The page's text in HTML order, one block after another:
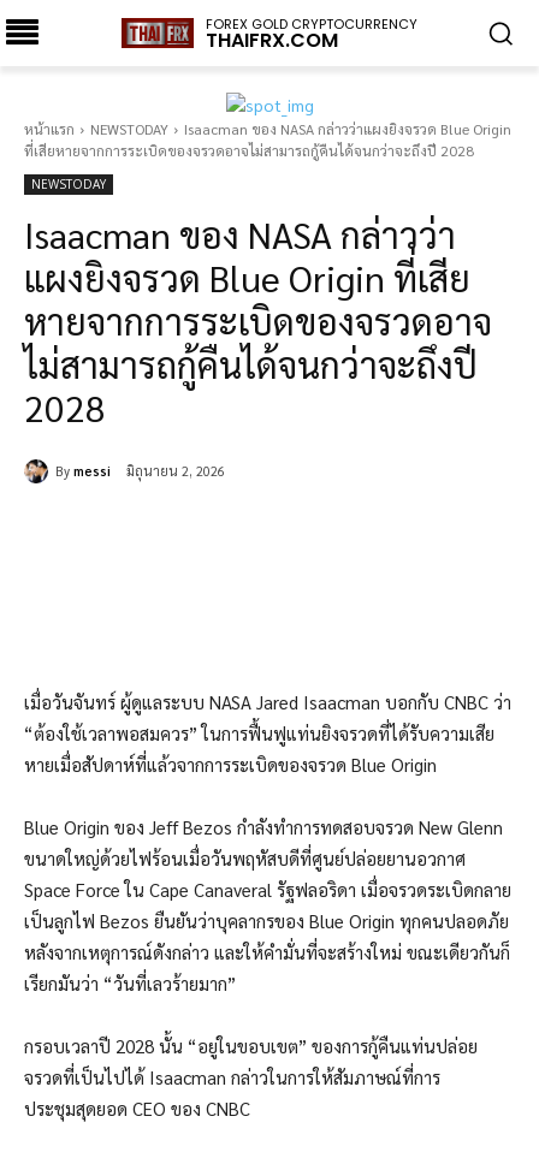
FOREX GOLD CRYPTOCURRENCY
THAIFRX.COM
หน้าแรก NEWSTODAY
Isaacman ของ NASA กล่าวว่าแผงยิงจรวด Blue Origin
ที่เสียหายจากการระเบิดของจรวดอาจไม่สามารถกู้คืนได้จนกว่าจะถึงปี 2028
NEWSTODAY
Isaacman ของ NASA กล่าวว่า
แผงยิงจรวด Blue Origin ที่เสีย
หายจากการระเบิดของจรวดอาจ
ไม่สามารถกู้คืนได้จนกว่าจะถึงปี
2028
By messi มิถุนายน 2, 2026
เมื่อวันจันทร์ ผู้ดูแลระบบ NASA Jared Isaacman บอกกับ CNBC ว่า
“ต้องใช้เวลาพอสมควร” ในการฟื้นฟูแท่นยิงจรวดที่ได้รับความเสีย
หายเมื่อสัปดาห์ที่แล้วจากการระเบิดของจรวด Blue Origin
Blue Origin ของ Jeff Bezos กำลังทำการทดสอบจรวด New Glenn
ขนาดใหญ่ด้วยไฟร้อนเมื่อวันพฤหัสบดีที่ศูนย์ปล่อยยานอวกาศ
Space Force ใน Cape Canaveral รัฐฟลอริดา เมื่อจรวดระเบิดกลาย
เป็นลูกไฟ Bezos ยืนยันว่าบุคลากรของ Blue Origin ทุกคนปลอดภัย
หลังจากเหตุการณ์ดังกล่าว และให้คำมั่นที่จะสร้างใหม่ ขณะเดียวกันก็
เรียกมันว่า “วันที่เลวร้ายมาก”
กรอบเวลาปี 2028 นั้น “อยู่ในขอบเขต” ของการกู้คืนแท่นปล่อย
จรวดที่เป็นไปได้ Isaacman กล่าวในการให้สัมภาษณ์ที่การ
ประชุมสุดยอด CEO ของ CNBC